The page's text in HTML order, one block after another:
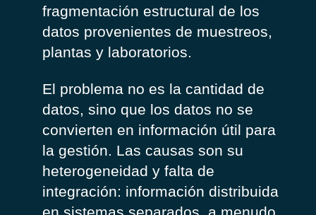
fragmentación estructural de los
datos provenientes de muestreos,
plantas y laboratorios.
El problema no es la cantidad de
datos, sino que los datos no se
convierten en información útil para
la gestión. Las causas son su
heterogeneidad y falta de
integración: información distribuida
en sistemas separados, a menudo